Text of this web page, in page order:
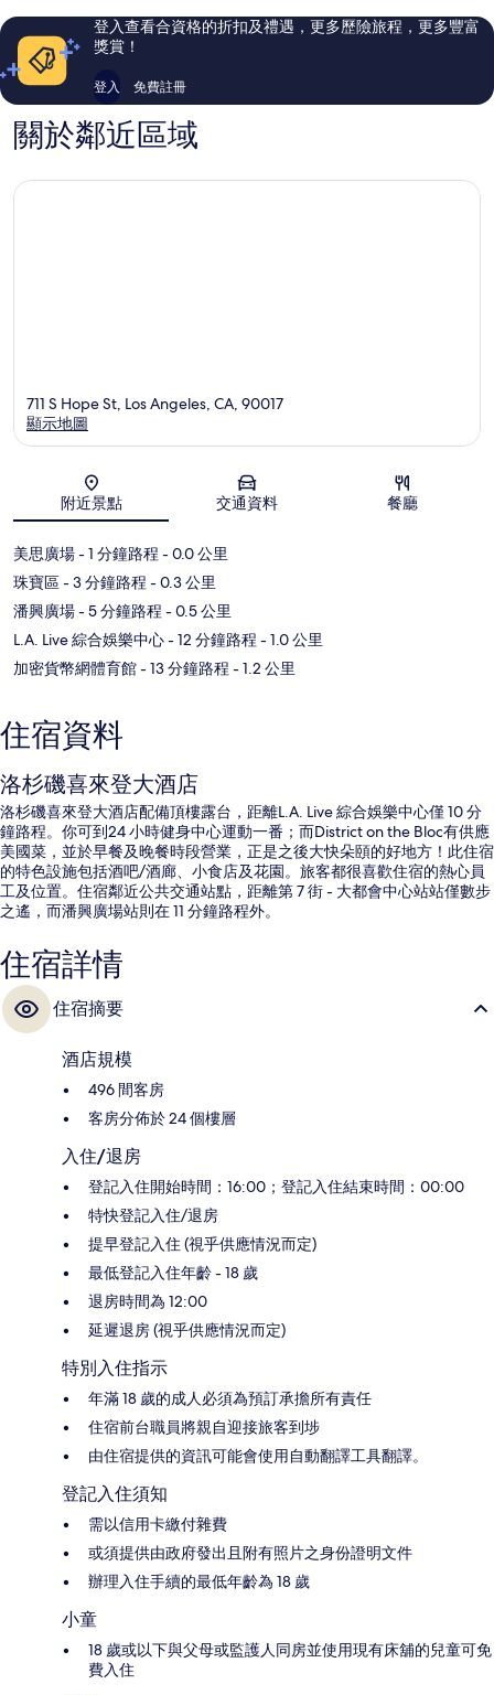
杉
磯
中
評
價
篇
評
市
中
評
價
登入查看合資格的折扣及禮遇，更多歷險旅程，更多豐富
獎賞！
登入 免費註冊
關於鄰近區域
地圖
711 S Hope St, Los Angeles, CA, 90017
顯示地圖
附近景點 交通資料 餐廳
美思廣場- 1 分鐘路程 - 0.0 公里
珠寶區- 3 分鐘路程 - 0.3 公里
潘興廣場- 5 分鐘路程 - 0.5 公里
L.A. Live 綜合娛樂中心- 12 分鐘路程 - 1.0 公里
加密貨幣網體育館- 13 分鐘路程 - 1.2 公里
住宿資料
洛杉磯喜來登大酒店
洛杉磯喜來登大酒店配備頂樓露台，距離L.A. Live 綜合娛樂中心僅 10 分
鐘路程。你可到24 小時健身中心運動一番；而District on the Bloc有供應
美國菜，並於早餐及晚餐時段營業，正是之後大快朵頤的好地方！此住宿
的特色設施包括酒吧/酒廊、小食店及花園。旅客都很喜歡住宿的熱心員
工及位置。住宿鄰近公共交通站點，距離第 7 街 - 大都會中心站站僅數步
之遙，而潘興廣場站則在 11 分鐘路程外。
住宿詳情
住宿摘要
酒店規模
496 間客房
客房分佈於 24 個樓層
入住/退房
登記入住開始時間：16:00；登記入住結束時間：00:00
特快登記入住/退房
提早登記入住 (視乎供應情況而定)
最低登記入住年齡 - 18 歲
退房時間為 12:00
延遲退房 (視乎供應情況而定)
特別入住指示
年滿 18 歲的成人必須為預訂承擔所有責任
住宿前台職員將親自迎接旅客到埗
由住宿提供的資訊可能會使用自動翻譯工具翻譯。
登記入住須知
需以信用卡繳付雜費
或須提供由政府發出且附有照片之身份證明文件
辦理入住手續的最低年齡為 18 歲
小童
18 歲或以下與父母或監護人同房並使用現有床舖的兒童可免
費入住